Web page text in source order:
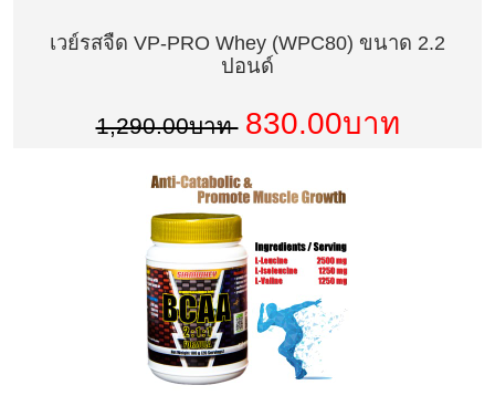
เวย์รสจืด VP-PRO Whey (WPC80) ขนาด 2.2
ปอนด์
1,290.00บาท 830.00บาท